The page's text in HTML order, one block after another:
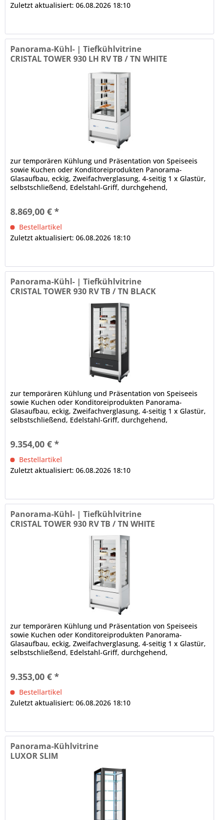
Zuletzt aktualisiert: 06.08.2026 18:10
Panorama-Kühl- | Tiefkühlvitrine
CRISTAL TOWER 930 LH RV TB / TN WHITE
zur temporären Kühlung und Präsentation von Speiseeis
sowie Kuchen oder Konditoreiprodukten Panorama-
Glasaufbau, eckig, Zweifachverglasung, 4-seitig 1 x Glastür,
selbstschließend, Edelstahl-Griff, durchgehend,
8.869,00 € *
Bestellartikel
Zuletzt aktualisiert: 06.08.2026 18:10
Panorama-Kühl- | Tiefkühlvitrine
CRISTAL TOWER 930 RV TB / TN BLACK
zur temporären Kühlung und Präsentation von Speiseeis
sowie Kuchen oder Konditoreiprodukten Panorama-
Glasaufbau, eckig, Zweifachverglasung, 4-seitig 1 x Glastür,
selbstschließend, Edelstahl-Griff, durchgehend,
9.354,00 € *
Bestellartikel
Zuletzt aktualisiert: 06.08.2026 18:10
Panorama-Kühl- | Tiefkühlvitrine
CRISTAL TOWER 930 RV TB / TN WHITE
zur temporären Kühlung und Präsentation von Speiseeis
sowie Kuchen oder Konditoreiprodukten Panorama-
Glasaufbau, eckig, Zweifachverglasung, 4-seitig 1 x Glastür,
selbstschließend, Edelstahl-Griff, durchgehend,
9.353,00 € *
Bestellartikel
Zuletzt aktualisiert: 06.08.2026 18:10
Panorama-Kühlvitrine
LUXOR SLIM